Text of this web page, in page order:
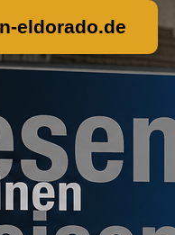
eldorado.de